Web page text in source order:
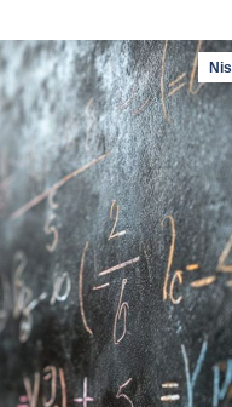
Nis